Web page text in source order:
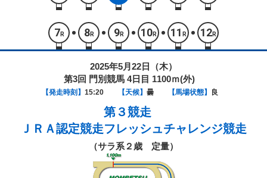
7 R 8R 9R 10R 11 R 12R
2025年5月22日（木）
第3回 門別競馬 4日目 1100ｍ(外)
【発走時刻】 15:20 【天候】 曇 【馬場状態】 良
第３競走
ＪＲＡ認定競走フレッシュチャレンジ競走
（サラ系２歳 定量）